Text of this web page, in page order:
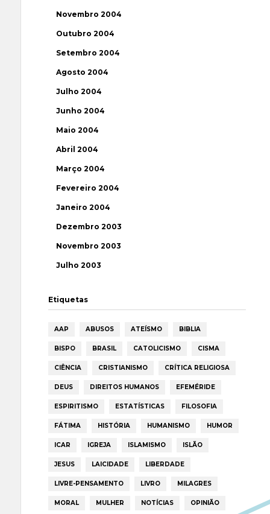
Novembro 2004
Outubro 2004
Setembro 2004
Agosto 2004
Julho 2004
Junho 2004
Maio 2004
Abril 2004
Março 2004
Fevereiro 2004
Janeiro 2004
Dezembro 2003
Novembro 2003
Julho 2003
Etiquetas
AAP ABUSOS ATEÍSMO BIBLIA
BISPO BRASIL CATOLICISMO CISMA
CIÊNCIA CRISTIANISMO CRÍTICA RELIGIOSA
DEUS DIREITOS HUMANOS EFEMÉRIDE
ESPIRITISMO ESTATÍSTICAS FILOSOFIA
FÁTIMA HISTÓRIA HUMANISMO HUMOR
ICAR IGREJA ISLAMISMO ISLÃO
JESUS LAICIDADE LIBERDADE
LIVRE-PENSAMENTO LIVRO MILAGRES
MORAL MULHER NOTÍCIAS OPINIÃO